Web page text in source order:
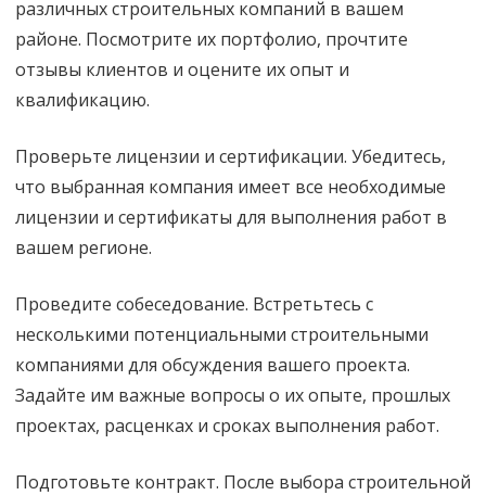
различных строительных компаний в вашем
районе. Посмотрите их портфолио, прочтите
отзывы клиентов и оцените их опыт и
квалификацию.
Проверьте лицензии и сертификации. Убедитесь,
что выбранная компания имеет все необходимые
лицензии и сертификаты для выполнения работ в
вашем регионе.
Проведите собеседование. Встретьтесь с
несколькими потенциальными строительными
компаниями для обсуждения вашего проекта.
Задайте им важные вопросы о их опыте, прошлых
проектах, расценках и сроках выполнения работ.
Подготовьте контракт. После выбора строительной